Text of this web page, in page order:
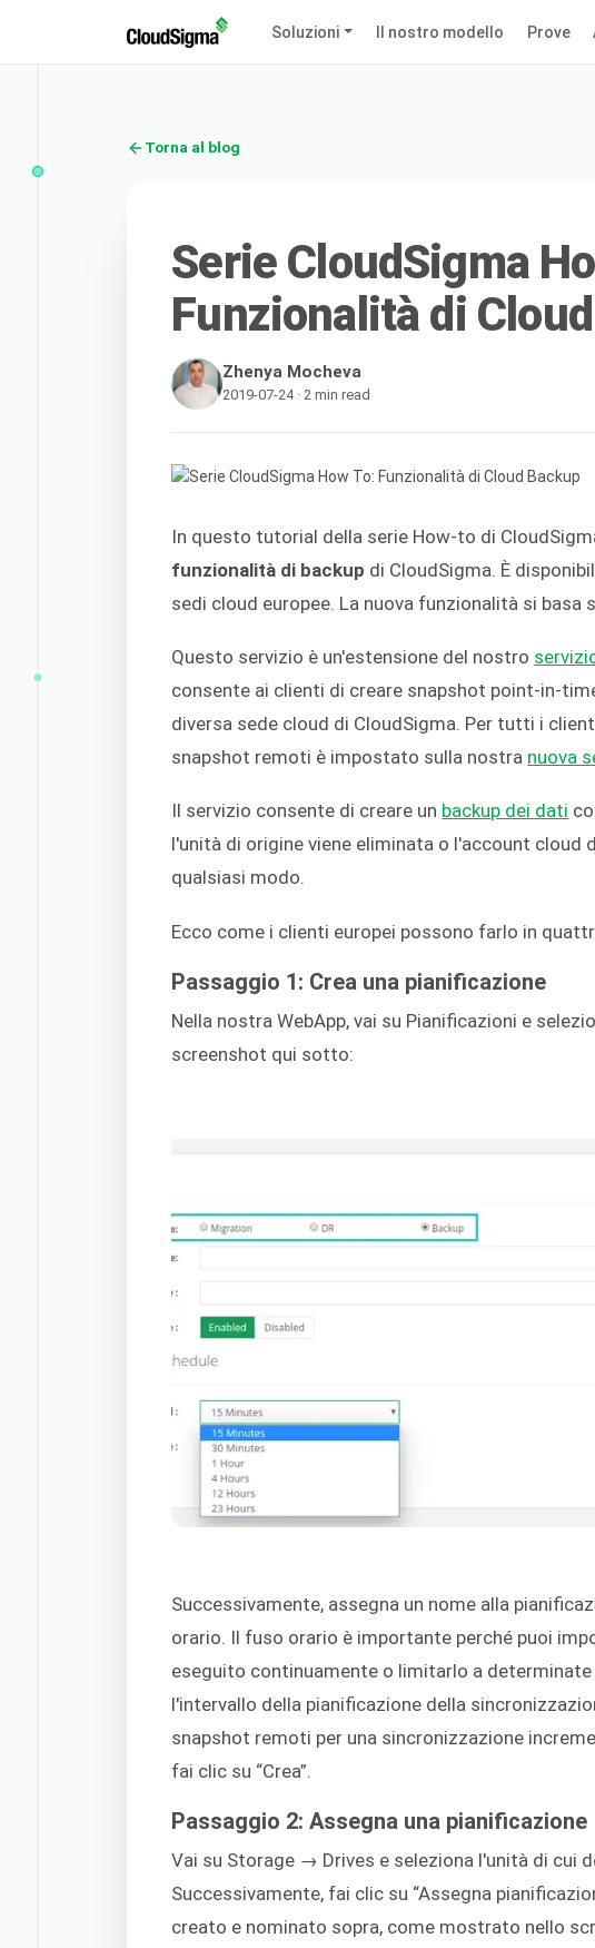
Soluzioni Il nostro modello Prove
Torna al blog
Serie CloudSigma
Funzionalità di
Zhenya Mocheva
2019-07-24 · 2 min read
In questo tutorial della serie How-to di
funzionalità di backup di CloudSigma. È
sedi cloud europee. La nuova funzionalità si basa
Questo servizio è un'estensione del nostro
consente ai clienti di creare snapshot point-in-
diversa sede cloud di CloudSigma. Per tutti i
snapshot remoti è impostato sulla nostra nuova
Il servizio consente di creare un backup dei dati
l'unità di origine viene eliminata o l'account cloud
qualsiasi modo.
Ecco come i clienti europei possono farlo in
Passaggio 1: Crea una pianificazione
Nella nostra WebApp, vai su Pianificazioni e
screenshot qui sotto:
Successivamente, assegna un nome alla
orario. Il fuso orario è importante perché puoi
eseguito continuamente o limitarlo a
l'intervallo della pianificazione della
snapshot remoti per una sincronizzazione
fai clic su “Crea”.
Passaggio 2: Assegna una pianificazione
Vai su Storage → Drives e seleziona l'unità di cui
Successivamente, fai clic su “Assegna
creato e nominato sopra, come mostrato nello